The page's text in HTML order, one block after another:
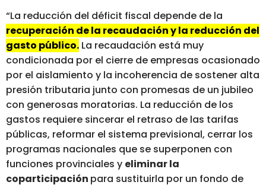
“La reducción del déficit fiscal depende de la
recuperación de la recaudación y la reducción del
gasto público. La recaudación está muy
condicionada por el cierre de empresas ocasionado
por el aislamiento y la incoherencia de sostener alta
presión tributaria junto con promesas de un jubileo
con generosas moratorias. La reducción de los
gastos requiere sincerar el retraso de las tarifas
públicas, reformar el sistema previsional, cerrar los
programas nacionales que se superponen con
funciones provinciales y eliminar la
coparticipación para sustituirla por un fondo de